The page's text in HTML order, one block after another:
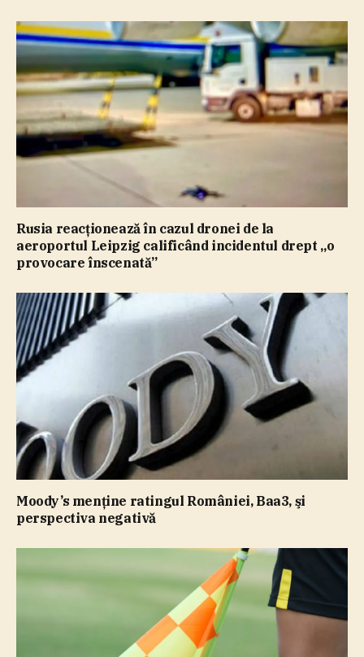
Rusia reacţionează în cazul dronei de la
aeroportul Leipzig calificând incidentul drept „o
provocare înscenată”
Moody’s menţine ratingul României, Baa3, şi
perspectiva negativă